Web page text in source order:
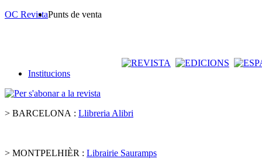
OC RevistaPunts de venta
Institucions
> BARCELONA : Llibreria Alibri
> MONTPELHIÈR : Librairie Sauramps